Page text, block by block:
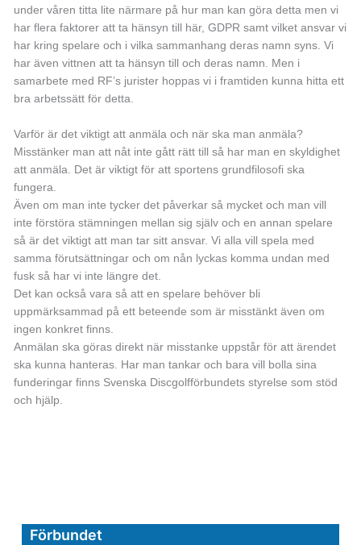
Förbundet
under våren titta lite närmare på hur man kan göra detta men vi
har flera faktorer att ta hänsyn till här, GDPR samt vilket ansvar vi
har kring spelare och i vilka sammanhang deras namn syns. Vi
har även vittnen att ta hänsyn till och deras namn. Men i
samarbete med RF’s jurister hoppas vi i framtiden kunna hitta ett
bra arbetssätt för detta.
Varför är det viktigt att anmäla och när ska man anmäla?
Misstänker man att nåt inte gått rätt till så har man en skyldighet
att anmäla. Det är viktigt för att sportens grundfilosofi ska
fungera.
Även om man inte tycker det påverkar så mycket och man vill
inte förstöra stämningen mellan sig själv och en annan spelare
så är det viktigt att man tar sitt ansvar. Vi alla vill spela med
samma förutsättningar och om nån lyckas komma undan med
fusk så har vi inte längre det.
Det kan också vara så att en spelare behöver bli
uppmärksammad på ett beteende som är misstänkt även om
ingen konkret finns.
Anmälan ska göras direkt när misstanke uppstår för att ärendet
ska kunna hanteras. Har man tankar och bara vill bolla sina
funderingar finns Svenska Discgolfförbundets styrelse som stöd
och hjälp.